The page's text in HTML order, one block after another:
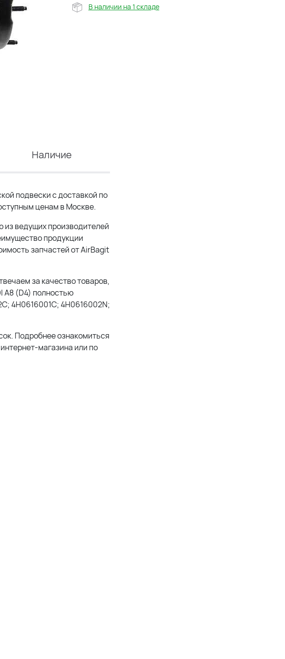
В наличии на 1 складе
Наличие
подвески с доставкой по
ценам в Москве.
из ведущих производителей
продукции
запчастей от AirBagit
за качество товаров,
A8 (D4) полностью
4H0616001C; 4H0616002N;
Подробнее ознакомиться
магазина или по